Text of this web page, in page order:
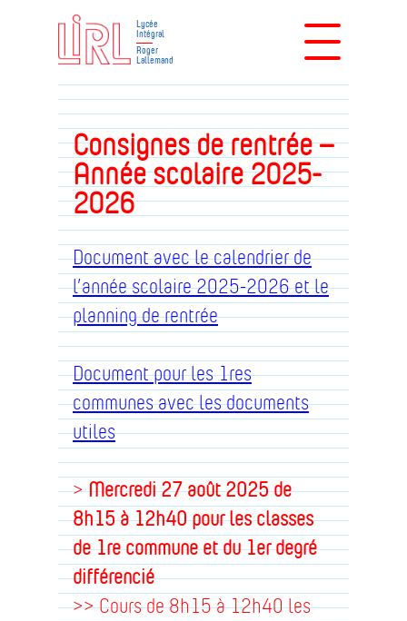
Lycée
Intégral
Roger
Lallemand
Consignes de rentrée –
Année scolaire 2025-
2026
Document avec le calendrier de
l’année scolaire 2025-2026 et le
planning de rentrée
Document pour les 1res
communes avec les documents
utiles
>Mercredi 27 août2025 de
8h15 à 12h40 pour les classes
de 1re commune et du 1er degré
différencié
>> Cours de 8h15 à 12h40 les